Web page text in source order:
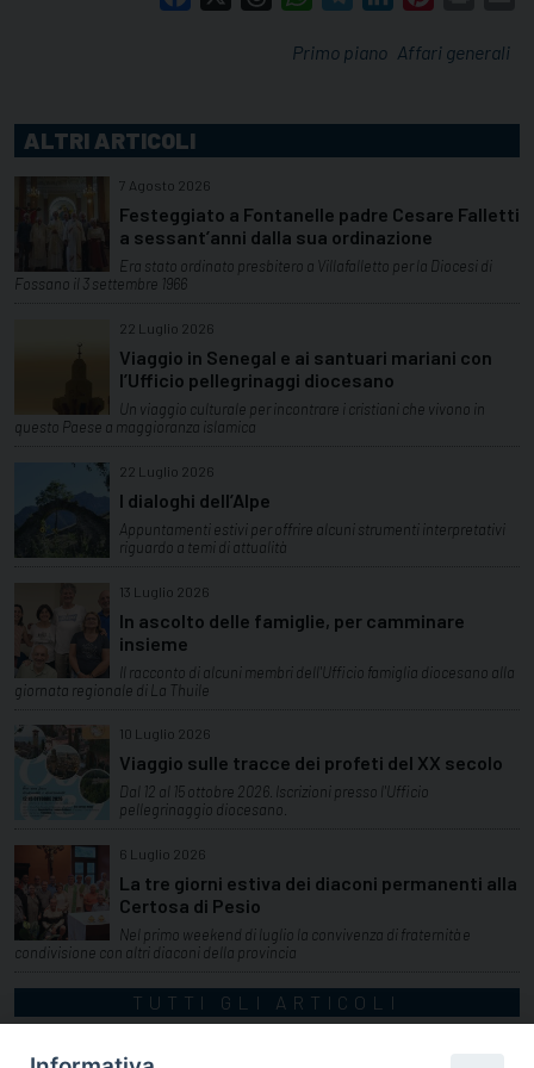
Affari generali
Primo piano
ALTRI ARTICOLI
7 Agosto 2026
Festeggiato a Fontanelle padre Cesare Falletti
a sessant’anni dalla sua ordinazione
Era stato ordinato presbitero a Villafalletto per la Diocesi di
Fossano il 3 settembre 1966
22 Luglio 2026
Viaggio in Senegal e ai santuari mariani con
l’Ufficio pellegrinaggi diocesano
Un viaggio culturale per incontrare i cristiani che vivono in
questo Paese a maggioranza islamica
22 Luglio 2026
I dialoghi dell’Alpe
Appuntamenti estivi per offrire alcuni strumenti interpretativi
riguardo a temi di attualità
13 Luglio 2026
In ascolto delle famiglie, per camminare
insieme
Il racconto di alcuni membri dell'Ufficio famiglia diocesano alla
giornata regionale di La Thuile
10 Luglio 2026
Viaggio sulle tracce dei profeti del XX secolo
Dal 12 al 15 ottobre 2026. Iscrizioni presso l'Ufficio
pellegrinaggio diocesano.
6 Luglio 2026
La tre giorni estiva dei diaconi permanenti alla
Certosa di Pesio
Nel primo weekend di luglio la convivenza di fraternità e
condivisione con altri diaconi della provincia
TUTTI GLI ARTICOLI